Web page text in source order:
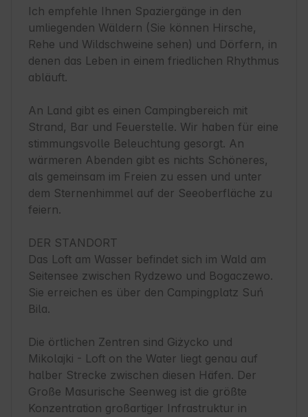
Ich empfehle Ihnen Spaziergänge in den
umliegenden Wäldern (Sie können Hirsche,
Rehe und Wildschweine sehen) und Dörfern, in
denen das Leben in einem friedlichen Rhythmus
abläuft.
An Land gibt es einen Campingbereich mit
Strand, Bar und Feuerstelle. Wir haben für eine
stimmungsvolle Beleuchtung gesorgt. An
wärmeren Abenden gibt es nichts Schöneres,
als gemeinsam im Freien zu essen und unter
dem Sternenhimmel auf der Seeoberfläche zu
feiern.
DER STANDORT
Das Loft am Wasser befindet sich im Wald am
Seitensee zwischen Rydzewo und Bogaczewo.
Sie erreichen es über den Campingplatz Suń
Bila.
Die örtlichen Zentren sind Giżycko und
Mikolajki - Loft on the Water liegt genau auf
halber Strecke zwischen diesen Häfen. Der
Große Masurische Seenweg ist die größte
Konzentration großartiger Infrastruktur in